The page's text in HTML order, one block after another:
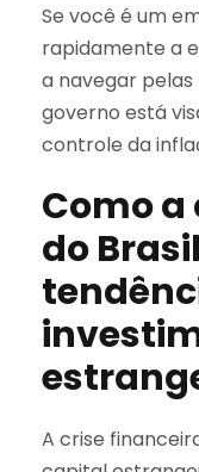
Se você é um
rapidamente a
a navegar
governo está
controle da
Como
do
A crise